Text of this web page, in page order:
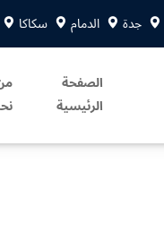
جدة الدمام سكاكا
الصفحة
الرئيسية